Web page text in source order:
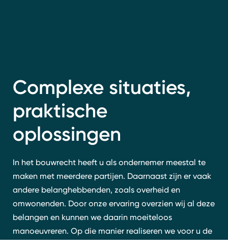
Complexe situaties,
praktische
oplossingen
In het bouwrecht heeft u als ondernemer meestal te
maken met meerdere partijen. Daarnaast zijn er vaak
andere belanghebbenden, zoals overheid en
omwonenden. Door onze ervaring overzien wij al deze
belangen en kunnen we daarin moeiteloos
manoeuvreren. Op die manier realiseren we voor u de